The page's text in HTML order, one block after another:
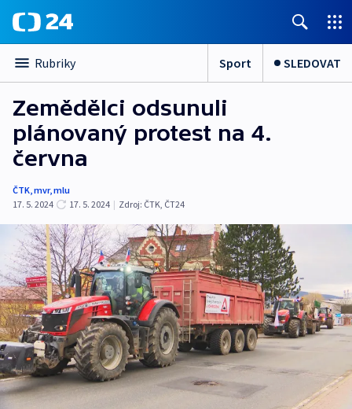
Rubriky Sport SLEDOVAT
Zemědělci odsunuli
plánovaný protest na 4.
června
ČTK,mvr,mlu
17. 5. 2024
17. 5. 2024 | Zdroj: ČTK, ČT24